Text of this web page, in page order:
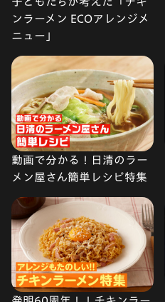
ンラーメン ECOアレンジメ
ニュー」
動画で分かる！日清のラー
メン屋さん簡単レシピ特集